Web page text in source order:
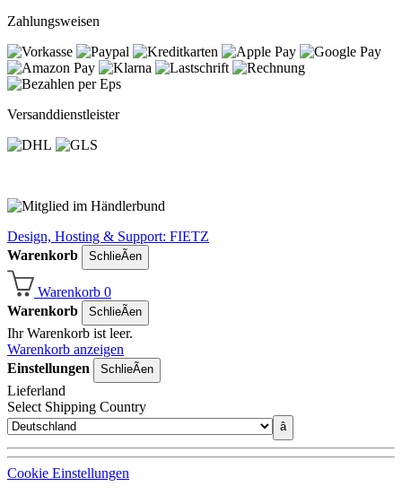
Zahlungsweisen
Versanddienstleister
Design, Hosting & Support: FIETZ
Warenkorb
SchlieÃen
Warenkorb 0
Warenkorb
SchlieÃen
Ihr Warenkorb ist leer.
Warenkorb anzeigen
Einstellungen
SchlieÃen
Lieferland
Select Shipping Country
â
Cookie Einstellungen